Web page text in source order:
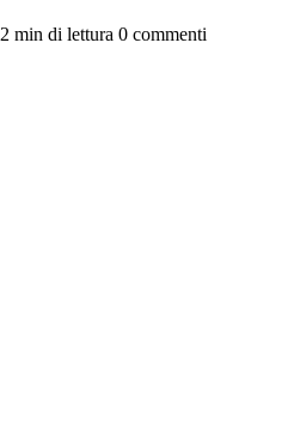
2 min di lettura 0 commenti